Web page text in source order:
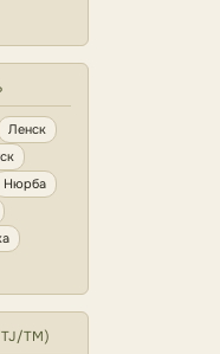
Ленск
Нюрба
TM)